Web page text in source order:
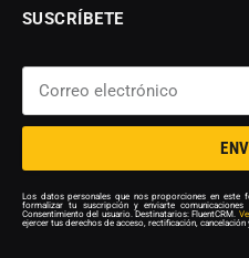
SUSCRÍBETE
Los datos personales que nos proporciones en este
formalizar tu suscripción y enviarte
Consentimiento del usuario. Destinatarios: FluentCRM.
ejercer tus derechos de acceso, rectificación,